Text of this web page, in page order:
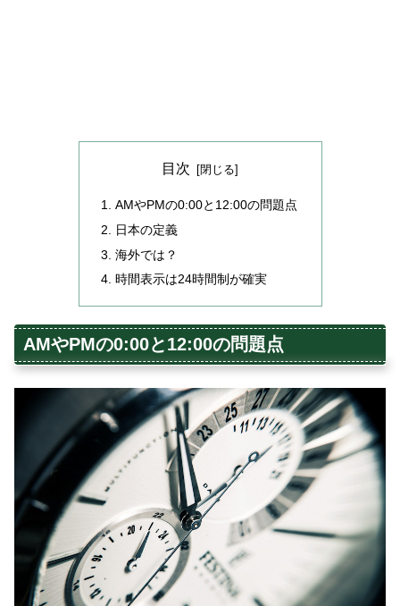
目次
AMやPMの0:00と12:00の問題点
日本の定義
海外では？
時間表示は24時間制が確実
AMやPMの0:00と12:00の問題点